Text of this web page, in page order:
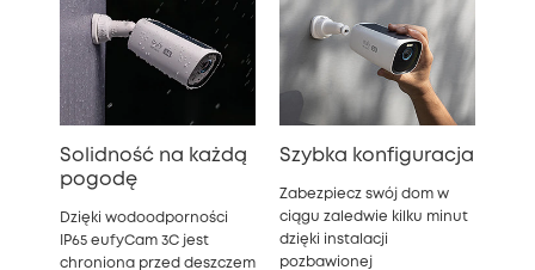
Solidność na każdą
pogodę
Dzięki wodoodporności
IP65 eufyCam 3C jest
chroniona przed deszczem
Szybka konfiguracja
Zabezpiecz swój dom w
ciągu zaledwie kilku minut
dzięki instalacji
pozbawionej